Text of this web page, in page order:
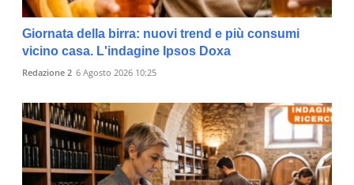
Giornata della birra: nuovi trend e più consumi
vicino casa. L'indagine Ipsos Doxa
Redazione 2 6 Agosto 2026 10:25